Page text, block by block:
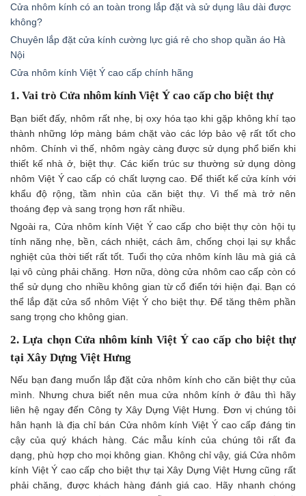
Cửa nhôm kính có an toàn trong lắp đặt và sử dụng lâu dài được
không?
Chuyên lắp đặt cửa kính cường lực giá rẻ cho shop quần áo Hà
Nội
Cửa nhôm kính Việt Ý cao cấp chính hãng
1. Vai trò Cửa nhôm kính Việt Ý cao cấp cho biệt thự
Bạn biết đấy, nhôm rất nhẹ, bị oxy hóa tạo khi gặp không khí tạo
thành những lớp màng bám chặt vào các lớp bảo vệ rất tốt cho
nhôm. Chính vì thế, nhôm ngày càng được sử dụng phổ biến khi
thiết kế nhà ở, biệt thự. Các kiến trúc sư thường sử dụng dòng
nhôm Việt Ý cao cấp có chất lượng cao. Để thiết kế cửa kính với
khẩu độ rộng, tầm nhìn của căn biệt thự. Vì thế mà trở nên
thoáng đẹp và sang trọng hơn rất nhiều.
Ngoài ra, Cửa nhôm kính Việt Ý cao cấp cho biệt thự còn hội tụ
tính năng nhẹ, bền, cách nhiệt, cách âm, chống chọi lại sự khắc
nghiệt của thời tiết rất tốt. Tuổi thọ cửa nhôm kính lâu mà giá cả
lại vô cùng phải chăng. Hơn nữa, dòng cửa nhôm cao cấp còn có
thể sử dụng cho nhiều không gian từ cổ điển tới hiện đại. Bạn có
thể lắp đặt cửa sổ nhôm Việt Ý cho biệt thự. Để tăng thêm phần
sang trọng cho không gian.
2. Lựa chọn Cửa nhôm kính Việt Ý cao cấp cho biệt thự
tại Xây Dựng Việt Hưng
Nếu bạn đang muốn lắp đặt cửa nhôm kính cho căn biệt thự của
mình. Nhưng chưa biết nên mua cửa nhôm kính ở đâu thì hãy
liên hệ ngay đến Công ty Xây Dựng Việt Hưng. Đơn vị chúng tôi
hân hạnh là địa chỉ bán Cửa nhôm kính Việt Ý cao cấp đáng tin
cậy của quý khách hàng. Các mẫu kính của chúng tôi rất đa
dạng, phù hợp cho mọi không gian. Không chỉ vậy, giá Cửa nhôm
kính Việt Ý cao cấp cho biệt thự tại Xây Dựng Việt Hưng cũng rất
phải chăng, được khách hàng đánh giá cao. Hãy nhanh chóng